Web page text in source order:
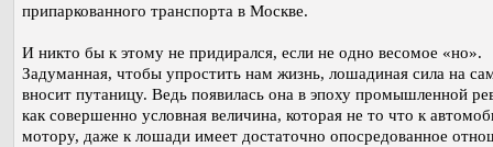
припаркованного транспорта в Москве.
И никто бы к этому не придирался, если не одно весомое «но».
Задуманная, чтобы упростить нам жизнь, лошадиная сила на
вносит путаницу. Ведь появилась она в эпоху промышленной
как совершенно условная величина, которая не то что к
мотору, даже к лошади имеет достаточно опосредованное